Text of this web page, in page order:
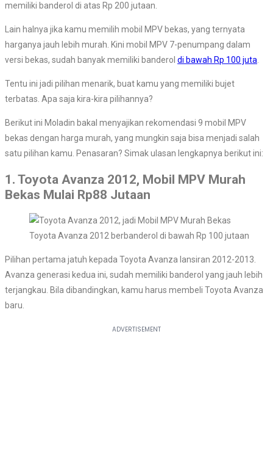
memiliki banderol di atas Rp 200 jutaan.
Lain halnya jika kamu memilih mobil MPV bekas, yang ternyata
harganya jauh lebih murah. Kini mobil MPV 7-penumpang dalam
versi bekas, sudah banyak memiliki banderol di bawah Rp 100 juta.
Tentu ini jadi pilihan menarik, buat kamu yang memiliki bujet
terbatas. Apa saja kira-kira pilihannya?
Berikut ini Moladin bakal menyajikan rekomendasi 9 mobil MPV
bekas dengan harga murah, yang mungkin saja bisa menjadi salah
satu pilihan kamu. Penasaran? Simak ulasan lengkapnya berikut ini:
1. Toyota Avanza 2012, Mobil MPV Murah
Bekas Mulai Rp88 Jutaan
Toyota Avanza 2012 berbanderol di bawah Rp 100 jutaan
Pilihan pertama jatuh kepada Toyota Avanza lansiran 2012-2013.
Avanza generasi kedua ini, sudah memiliki banderol yang jauh lebih
terjangkau. Bila dibandingkan, kamu harus membeli Toyota Avanza
baru.